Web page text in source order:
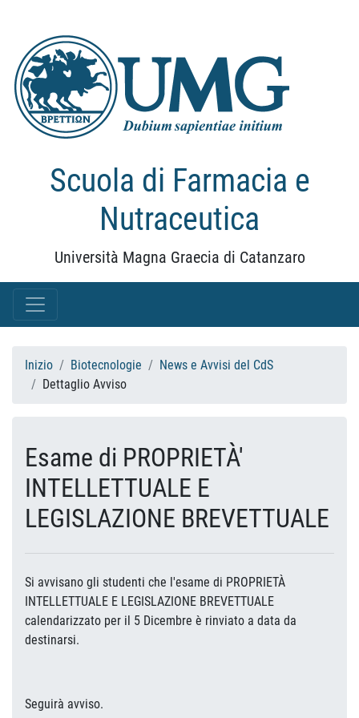
Scuola di Farmacia e
Nutraceutica
Università Magna Graecia di Catanzaro
Inizio Biotecnologie
News e Avvisi del CdS
Dettaglio Avviso
Esame di PROPRIETÀ'
INTELLETTUALE E
LEGISLAZIONE BREVETTUALE
Si avvisano gli studenti che l'esame di PROPRIETÀ
INTELLETTUALE E LEGISLAZIONE BREVETTUALE
calendarizzato per il 5 Dicembre è rinviato a data da
destinarsi.
Seguirà avviso.